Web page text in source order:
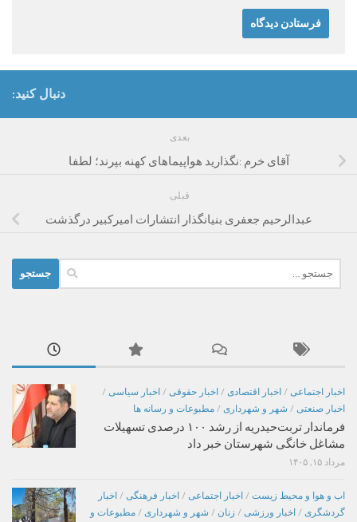
دنبال کنید:
بعدی
آقای خرم :نگذارید هواپیماهای کهنه بپرند؛ لطفا
قبلی
عبدالرحیم جعفری بنیانگذار انتشارات امیرکبیر درگذشت
برای:
اخبار اجتماعی / اخبار اقتصادی / اخبار حقوقی / اخبار سیاسی /
اخبار صنعتی / شهر و شهرداری / مطبوعات و رسانه ها
فرماندار تربت‌حیدریه از رشد ۱۰۰ درصدی تسهیلات
مشاغل خانگی شهرستان خبر داد
مرداد ۱۵, ۱۴۰۵
اب و هوا و محیط زیست / اخبار اجتماعی / اخبار فرهنگی / اخبار
گردشگری / اخبار ورزشی / زنان / شهر و شهرداری / مطبوعات و